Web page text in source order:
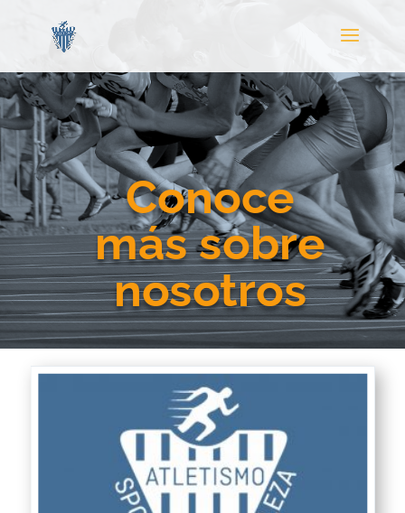
Conoce
más sobre
nosotros